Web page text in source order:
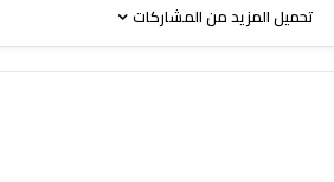
تحميل المزيد من المشاركات